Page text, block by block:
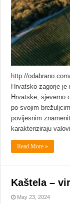
http://
Hrvatsko zagorje je
Hrvatske, sjeverno
po svojim
povijesnim
karakteriziraju
Read More »
Kaštela –
May 23, 2024